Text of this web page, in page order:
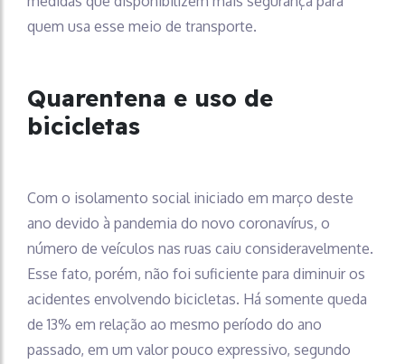
quem usa esse meio de transporte.
Quarentena e uso de
bicicletas
Com o isolamento social iniciado em março deste
ano devido à pandemia do novo coronavírus, o
número de veículos nas ruas caiu consideravelmente.
Esse fato, porém, não foi suficiente para diminuir os
acidentes envolvendo bicicletas. Há somente queda
de 13% em relação ao mesmo período do ano
passado, em um valor pouco expressivo, segundo